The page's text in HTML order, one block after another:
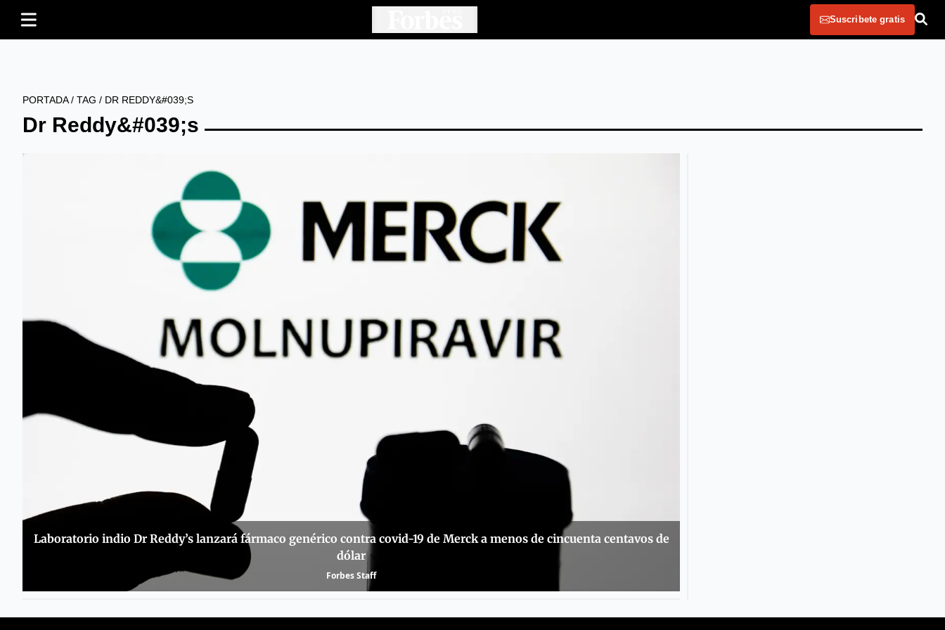
Suscribete gratis
PORTADA/ TAG / DR REDDY&#039;S
Dr Reddy&#039;s
Laboratorio indio Dr Reddy’s lanzará fármaco genérico contra covid-19 de Merck a menos de cincuenta centavos de
dólar
Forbes Staff